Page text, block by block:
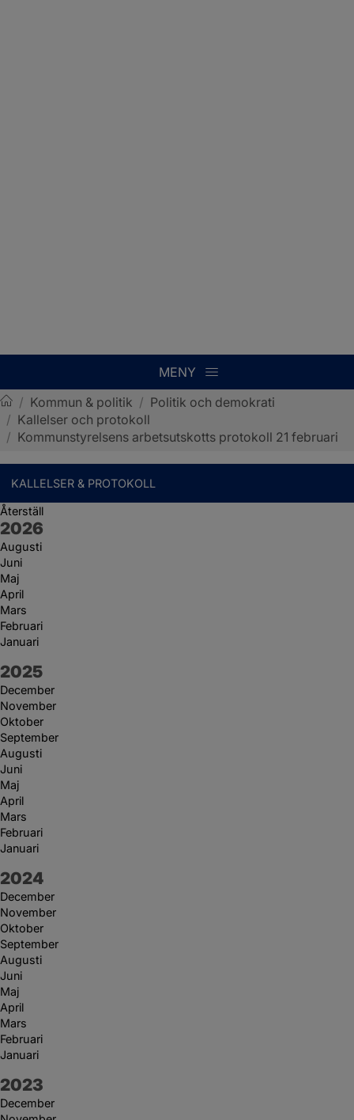
MENY
Sotenäs kommun
/ Kommun & politik / Politik och demokrati
/ Kallelser och protokoll
/ Kommunstyrelsens arbetsutskotts protokoll 21 februari
KALLELSER & PROTOKOLL
Återställ
År:
2026
Augusti
Juni
Maj
April
Mars
Februari
Januari
År:
2025
December
November
Oktober
September
Augusti
Juni
Maj
April
Mars
Februari
Januari
År:
2024
December
November
Oktober
September
Augusti
Juni
Maj
April
Mars
Februari
Januari
År:
2023
December